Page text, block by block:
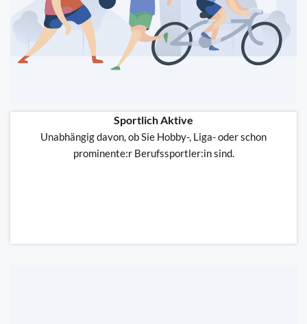
Sportlich Aktive
Unabhängig davon, ob Sie Hobby-, Liga- oder schon
prominente:r Berufssportler:in sind.